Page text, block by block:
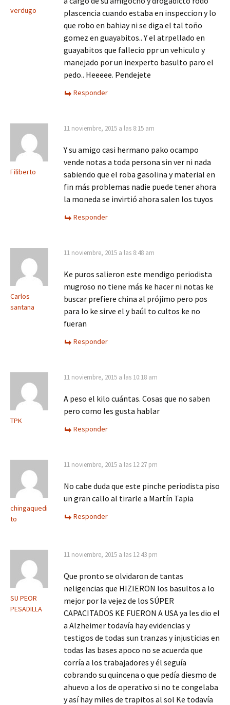
verdugo
plascencia cuando estaba en inspeccion y lo
que robo en bahiay ni se diga el tal toño
gomez en guayabitos.. Y el atrpellado en
guayabitos que fallecio ppr un vehiculo y
manejado por un inexperto basulto paro el
pedo.. Heeeee. Pendejete
Responder
Filiberto
11 noviembre, 2015 a las 8:15 am
Y su amigo casi hermano pako ocampo
vende notas a toda persona sin ver ni nada
sabiendo que el roba gasolina y material en
fin más problemas nadie puede tener ahora
la moneda se invirtió ahora salen los tuyos
Responder
Carlos
santana
11 noviembre, 2015 a las 8:48 am
Ke puros salieron este mendigo periodista
mugroso no tiene más ke hacer ni notas ke
buscar prefiere china al prójimo pero pos
para lo ke sirve el y baúl to cultos ke no
fueran
Responder
TPK
11 noviembre, 2015 a las 10:18 am
A peso el kilo cuántas. Cosas que no saben
pero como les gusta hablar
Responder
chingaquedi
to
11 noviembre, 2015 a las 12:27 pm
No cabe duda que este pinche periodista piso
un gran callo al tirarle a Martín Tapia
Responder
SU PEOR
PESADILLA
11 noviembre, 2015 a las 12:43 pm
Que pronto se olvidaron de tantas
neligencias que HIZIERON los basultos a lo
mejor por la vejez de los SÚPER
CAPACITADOS KE FUERON A USA ya les dio el
a Alzheimer todavía hay evidencias y
testigos de todas sun tranzas y injusticias en
todas las bases apoco no se acuerda que
corría a los trabajadores y él seguía
cobrando su quincena o que pedía diesmo de
ahuevo a los de operativo si no te congelaba
y así hay miles de trapitos al sol Ke todavía